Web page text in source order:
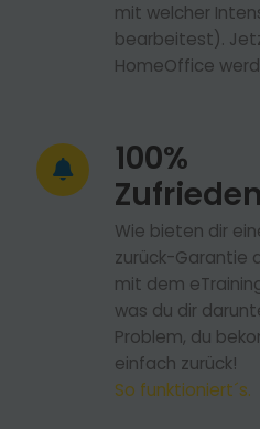
mit welcher
bearbeitest).
HomeOffice
100%
Wie bieten dir
zurück-Garantie
mit dem
was du dir
Problem, du
einfach zurück!
So funktioniert´s.